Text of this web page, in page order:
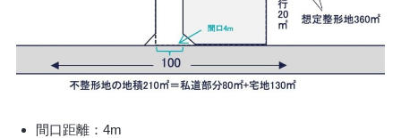
間口距離：4m